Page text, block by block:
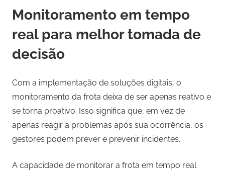
Monitoramento em tempo
real para melhor tomada de
decisão
Com a implementação de soluções digitais, o
monitoramento da frota deixa de ser apenas reativo e
se torna proativo. Isso significa que, em vez de
apenas reagir a problemas após sua ocorrência, os
gestores podem prever e prevenir incidentes.
A capacidade de monitorar a frota em tempo real